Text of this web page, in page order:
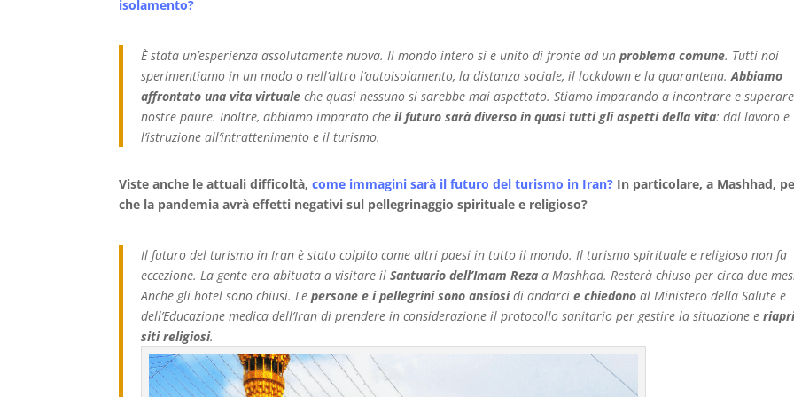
isolamento?
È stata un’esperienza assolutamente nuova. Il mondo intero si è unito di fronte ad unproblema comune. Tutti noi
sperimentiamo in un modo o nell’altro l’autoisolamento, la distanza sociale, il lockdown e la quarantena. Abbiamo
affrontato una vita virtuale che quasi nessuno si sarebbe mai aspettato. Stiamo imparando a incontrare e
nostre paure. Inoltre, abbiamo imparato cheil futuro sarà diverso in quasi tutti gli aspetti della vita: dal lavoro e
l’istruzione all’intrattenimento e il turismo.
Viste anche le attuali difficoltà,come immagini sarà il futuro del turismo in Iran? In particolare, a Mashhad,
che la pandemia avrà effetti negativi sul pellegrinaggio spirituale e religioso?
Il futuro del turismo in Iran è stato colpito come altri paesi in tutto il mondo. Il turismo spirituale e religioso non fa
eccezione. La gente era abituata a visitare ilSantuario dell’Imam Reza a Mashhad. Resterà chiuso per circa due
Anche gli hotel sono chiusi. Lepersone e i pellegrini sono ansiosidi andarcie chiedono al Ministero della Salute e
dell’Educazione medica dell’Iran di prendere in considerazione il protocollo sanitario per gestire la situazione e
siti religiosi.